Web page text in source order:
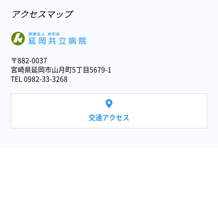
アクセスマップ
〒882-0037
宮崎県延岡市山月町5丁目5679-1
TEL 0982-33-3268
交通アクセス